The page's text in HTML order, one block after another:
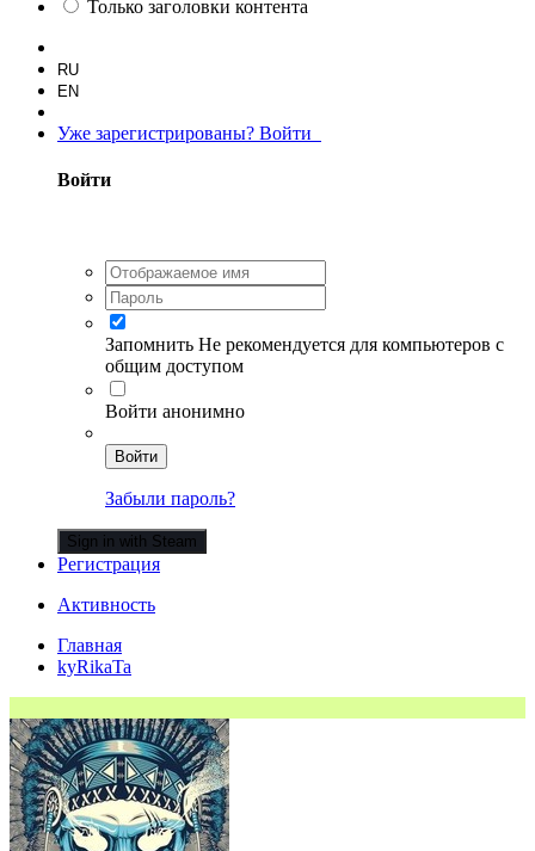
Только заголовки контента
RU
EN
Уже зарегистрированы? Войти
Войти
Запомнить Не рекомендуется для компьютеров с
общим доступом
Войти анонимно
Войти
Забыли пароль?
Sign in with Steam
Регистрация
Активность
Главная
kyRikaTa